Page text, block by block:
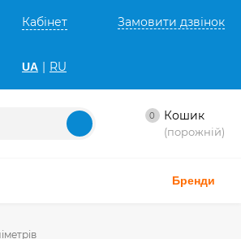
Кабінет Замовити дзвінок
UA | RU
0 Кошик
(порожній)
Бренди